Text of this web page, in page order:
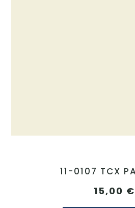
11-0107 TCX
15,00 €